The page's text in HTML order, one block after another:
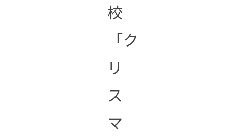
校
「ク
リ
ス
マ